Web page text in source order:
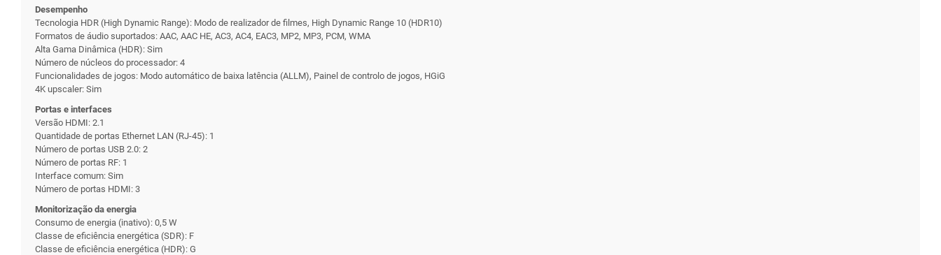
Desempenho
Tecnologia HDR (High Dynamic Range): Modo de realizador de filmes, High Dynamic Range 10 (HDR10)
Formatos de áudio suportados: AAC, AAC HE, AC3, AC4, EAC3, MP2, MP3, PCM, WMA
Alta Gama Dinâmica (HDR): Sim
Número de núcleos do processador: 4
Funcionalidades de jogos: Modo automático de baixa latência (ALLM), Painel de controlo de jogos, HGiG
4K upscaler: Sim
Portas e interfaces
Versão HDMI: 2.1
Quantidade de portas Ethernet LAN (RJ-45): 1
Número de portas USB 2.0: 2
Número de portas RF: 1
Interface comum: Sim
Número de portas HDMI: 3
Monitorização da energia
Consumo de energia (inativo): 0,5 W
Classe de eficiência energética (SDR): F
Classe de eficiência energética (HDR): G